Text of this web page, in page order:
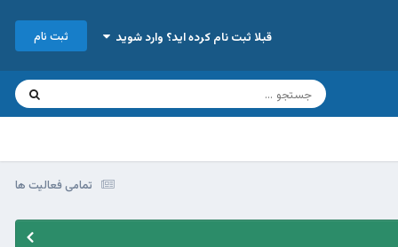
قبلا ثبت نام کرده اید؟ وارد شوید ثبت نام
تمامی فعالیت ها